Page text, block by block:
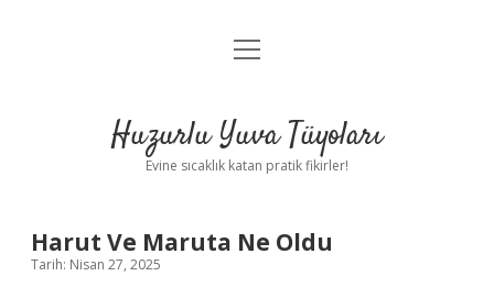
Anasayfa
Yasal Uyarı
menüyü
Huzurlu Yuva Tüyoları
Evine sıcaklık katan pratik fikirler!
Harut Ve Maruta Ne Oldu
Tarih: Nisan 27, 2025